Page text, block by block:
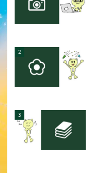
2
3